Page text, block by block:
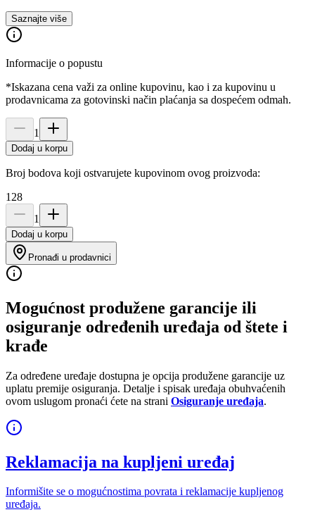
Saznajte više
Informacije o popustu
*Iskazana cena važi za online kupovinu, kao i za kupovinu u
prodavnicama za gotovinski način plaćanja sa dospećem odmah.
1
Dodaj u korpu
Broj bodova koji ostvarujete kupovinom ovog proizvoda:
128
1
Dodaj u korpu
Pronađi u prodavnici
Mogućnost produžene garancije ili
osiguranje određenih uređaja od štete i
krađe
Za određene uređaje dostupna je opcija produžene garancije uz
uplatu premije osiguranja. Detalje i spisak uređaja obuhvaćenih
ovom uslugom pronaći ćete na strani Osiguranje uređaja.
Reklamacija na kupljeni uređaj
Informišite se o mogućnostima povrata i reklamacije kupljenog
uređaja.